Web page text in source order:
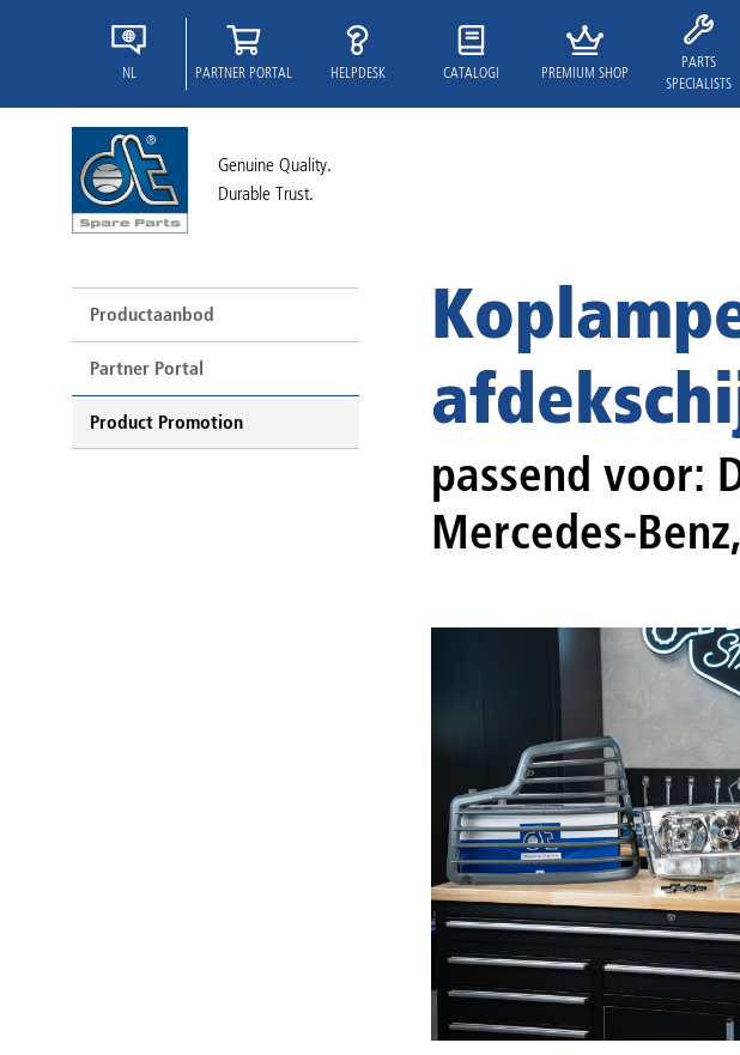
NL PARTNER PORTAL HELPDESK CATALOGI PREMIUM SHOP
PARTS
SPECIALISTS
Genuine Quality.
Durable Trust.
passend voor:
Mercedes-
Productaanbod
Partner Portal
Product Promotion